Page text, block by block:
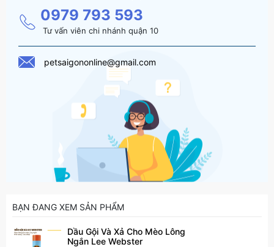
0979 793 593
Tư vấn viên chi nhánh quận 10
petsaigononline@gmail.com
BẠN ĐANG XEM SẢN PHẨM
Dầu Gội Và Xả Cho Mèo Lông
Ngắn Lee Webster